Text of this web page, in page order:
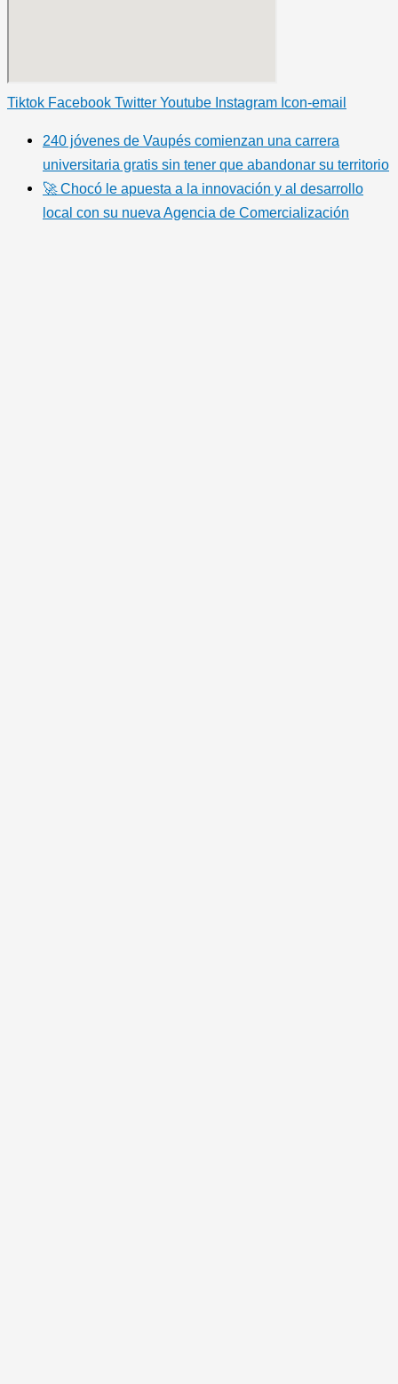
Tiktok Facebook Twitter Youtube Instagram Icon-email
240 jóvenes de Vaupés comienzan una carrera
universitaria gratis sin tener que abandonar su territorio
🚀 Chocó le apuesta a la innovación y al desarrollo
local con su nueva Agencia de Comercialización